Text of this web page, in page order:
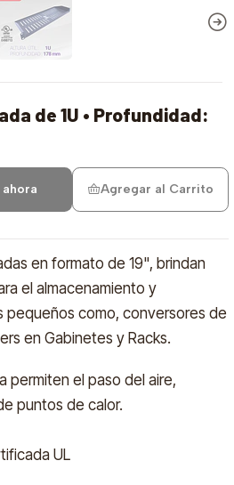
de 1U • Profundidad:
Agregar al Carrito
en formato de 19", brindan
el almacenamiento y
pequeños como, conversores de
en Gabinetes y Racks.
permiten el paso del aire,
puntos de calor.
UL